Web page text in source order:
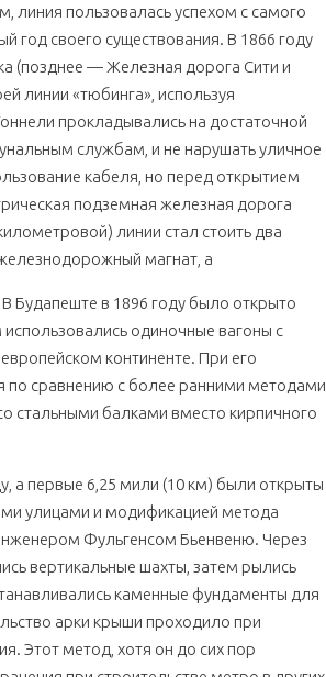
пользовалась успехом с самого
год своего существования. В 1866 году
(позднее — Железная дорога Сити и
линии «тюбинга», используя
прокладывались на достаточной
службам, и не нарушать уличное
кабеля, но перед открытием
подземная железная дорога
линии стал стоить два
магнат, а
Будапеште в 1896 году было открыто
одиночные вагоны с
континенте. При его
по сравнению с более ранними методами
стальными балками вместо кирпичного
а первые 6,25 мили (10 км) были открыты
улицами и модификацией метода
Фульгенсом Бьенвеню. Через
вертикальные шахты, затем рылись
каменные фундаменты для
арки крыши проходило при
Этот метод, хотя он до сих пор